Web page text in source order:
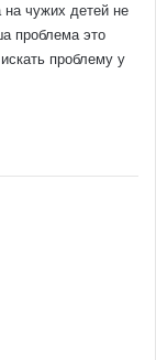
на чужих детей не
проблема это
проблему у